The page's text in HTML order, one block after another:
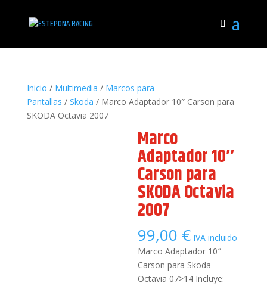
Inicio / Multimedia / Marcos para
Pantallas / Skoda / Marco Adaptador 10″ Carson para
SKODA Octavia 2007
Marco
Adaptador 10″
Carson para
SKODA Octavia
2007
99,00 € IVA incluido
Marco Adaptador 10″
Carson para Skoda
Octavia 07>14 Incluye: